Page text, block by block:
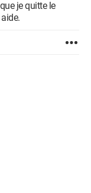
je quitte le